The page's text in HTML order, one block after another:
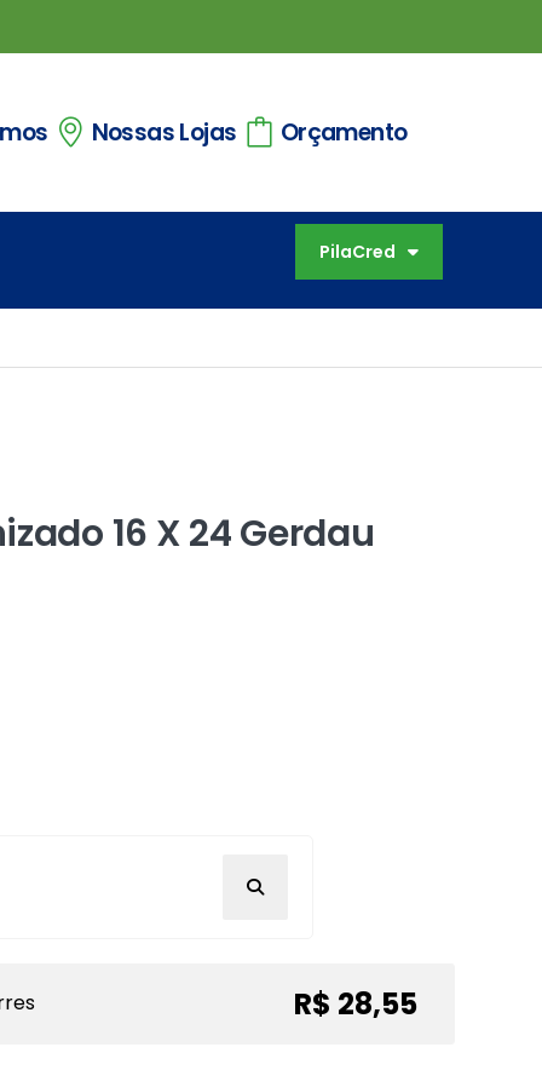
Nossas Lojas Orçamento
PilaCred
16 X 24 Gerdau
R$ 28,55